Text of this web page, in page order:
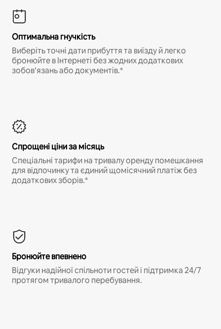
Оптимальна гнучкість
Виберіть точні дати прибуття та виїзду й легко
бронюйте в Інтернеті без жодних додаткових
зобов’язань або документів.*
Спрощені ціни за місяць
Спеціальні тарифи на тривалу оренду помешкання
для відпочинку та єдиний щомісячний платіж без
додаткових зборів.*
Бронюйте впевнено
Відгуки надійної спільноти гостей і підтримка 24/7
протягом тривалого перебування.